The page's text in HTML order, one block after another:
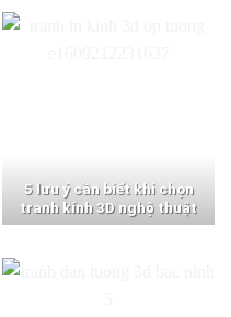
5 lưu ý cần biết khi chọn
tranh kính 3D nghệ thuật